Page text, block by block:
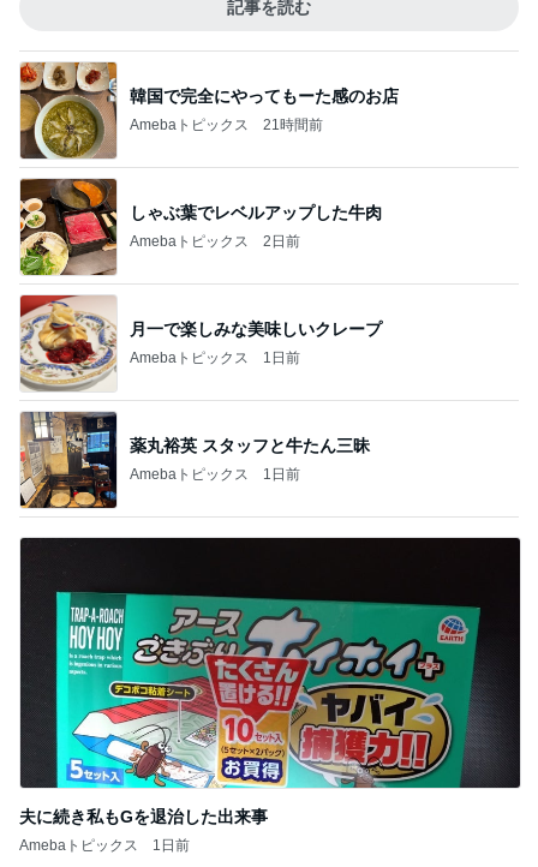
記事を読む
韓国で完全にやってもーた感のお店
Amebaトピックス 21時間前
しゃぶ葉でレベルアップした牛肉
Amebaトピックス 2日前
月一で楽しみな美味しいクレープ
Amebaトピックス 1日前
薬丸裕英 スタッフと牛たん三昧
Amebaトピックス 1日前
夫に続き私もGを退治した出来事
Amebaトピックス 1日前